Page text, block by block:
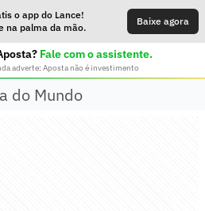
o app do Lance!
na palma da mão.
Baixe agora
Fale com o assistente.
adverte: Aposta não é investimento
do Mundo